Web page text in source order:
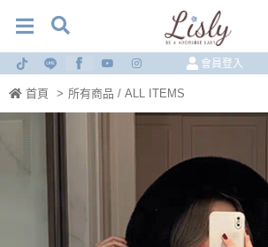
會員登入
首頁 > 所有商品 / ALL ITEMS